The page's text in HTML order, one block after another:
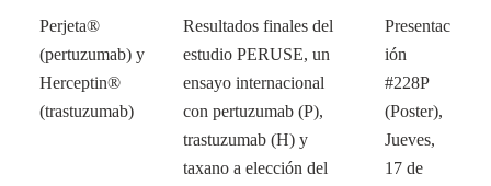
Perjeta®
(pertuzumab) y
Herceptin®
(trastuzumab)
Resultados finales del
estudio PERUSE, un
ensayo internacional
con pertuzumab (P),
trastuzumab (H) y
taxano a elección del
Presentac
ión
#228P
(Poster),
Jueves,
17 de